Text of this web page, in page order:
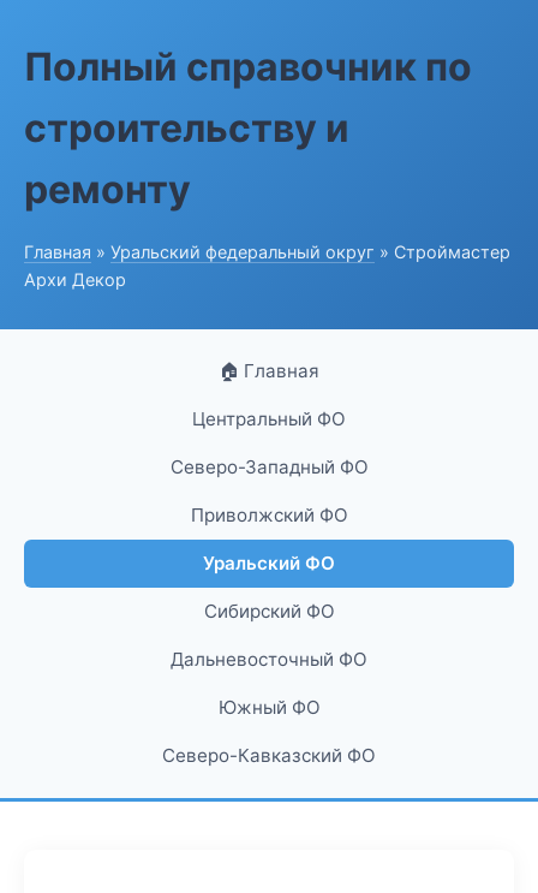
Полный справочник по
строительству и
ремонту
Главная » Уральский федеральный округ » Строймастер
Архи Декор
🏠 Главная
Центральный ФО
Северо-Западный ФО
Приволжский ФО
Уральский ФО
Сибирский ФО
Дальневосточный ФО
Южный ФО
Северо-Кавказский ФО